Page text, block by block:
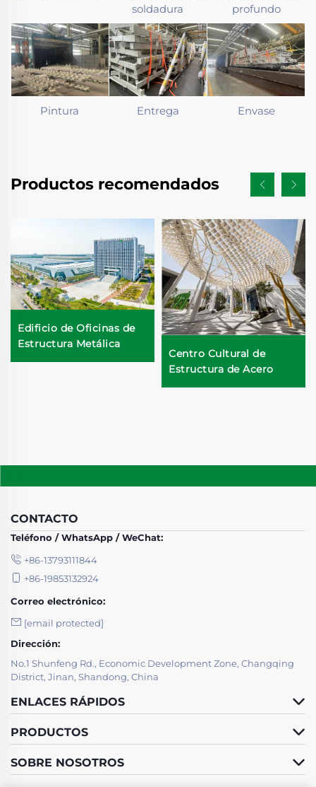
soldadura
profundo
Pintura Entrega Envase
Productos recomendados
Edificio de Oficinas de
Estructura Metálica
Centro Cultural de
Estructura de Acero
CONTACTO
Teléfono / WhatsApp / WeChat:
+86-13793111844
+86-19853132924
Correo electrónico:
[email protected]
Dirección:
No.1 Shunfeng Rd., Economic Development Zone, Changqing
District, Jinan, Shandong, China
ENLACES RÁPIDOS
PRODUCTOS
SOBRE NOSOTROS